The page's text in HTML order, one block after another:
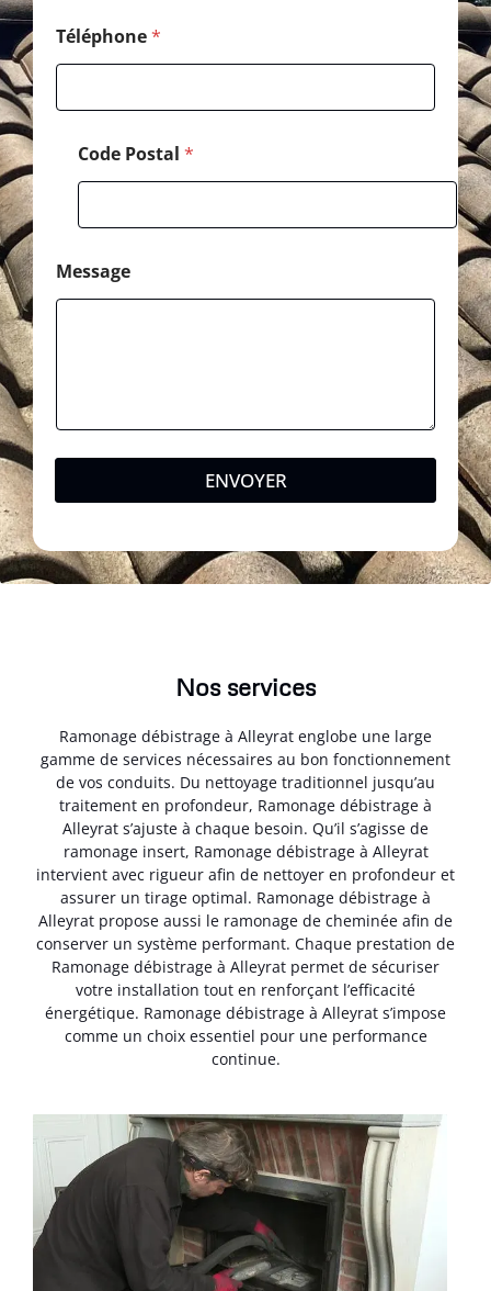
l
T
é
l
é
p
h
o
n
e
Téléphone*
Code Postal *
Message
ENVOYER
Nos services
Ramonage débistrage à Alleyrat englobe une large
gamme de services nécessaires au bon fonctionnement
de vos conduits. Du nettoyage traditionnel jusqu’au
traitement en profondeur, Ramonage débistrage à
Alleyrat s’ajuste à chaque besoin. Qu’il s’agisse de
ramonage insert, Ramonage débistrage à Alleyrat
intervient avec rigueur afin de nettoyer en profondeur et
assurer un tirage optimal. Ramonage débistrage à
Alleyrat propose aussi le ramonage de cheminée afin de
conserver un système performant. Chaque prestation de
Ramonage débistrage à Alleyrat permet de sécuriser
votre installation tout en renforçant l’efficacité
énergétique. Ramonage débistrage à Alleyrat s’impose
comme un choix essentiel pour une performance
continue.